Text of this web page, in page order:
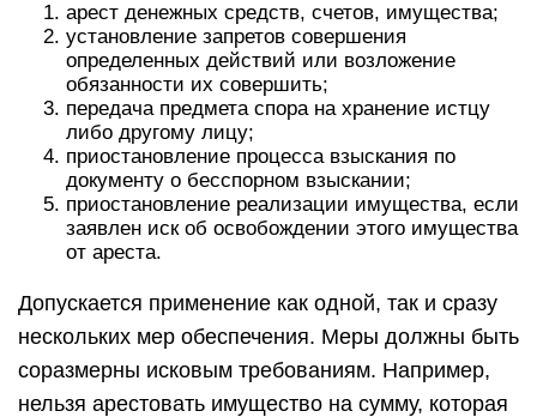
арест денежных средств, счетов, имущества;
установление запретов совершения
определенных действий или возложение
обязанности их совершить;
передача предмета спора на хранение истцу
либо другому лицу;
приостановление процесса взыскания по
документу о бесспорном взыскании;
приостановление реализации имущества, если
заявлен иск об освобождении этого имущества
от ареста.
Допускается применение как одной, так и сразу
нескольких мер обеспечения. Меры должны быть
соразмерны исковым требованиям. Например,
нельзя арестовать имущество на сумму, которая